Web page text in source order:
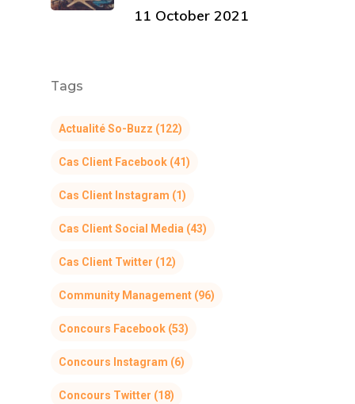
11 October 2021
Tags
Actualité So-Buzz (122)
Cas Client Facebook (41)
Cas Client Instagram (1)
Cas Client Social Media (43)
Cas Client Twitter (12)
Community Management (96)
Concours Facebook (53)
Concours Instagram (6)
Concours Twitter (18)